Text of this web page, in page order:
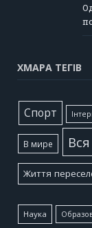
ХМАРА ТЕГІВ
Cпорт
В мире
Життя
Наука